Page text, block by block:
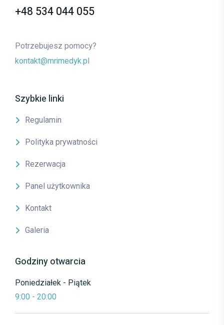
+48 534 044 055
Potrzebujesz pomocy?
kontakt@mrimedyk.pl
Szybkie linki
Regulamin
Polityka prywatności
Rezerwacja
Panel użytkownika
Kontakt
Galeria
Godziny otwarcia
Poniedziałek - Piątek
9:00 - 20:00